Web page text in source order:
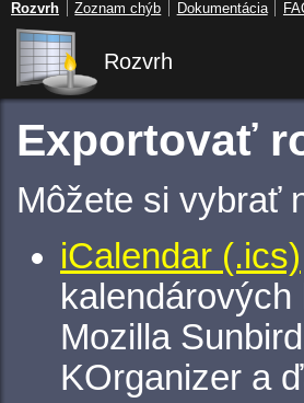
Rozvrh
Exportovať
Môžete si vybrať
iCalendar (.ics)
Mozilla
KOrganizer a
Rozvrh Zoznam chýb Dokumentácia